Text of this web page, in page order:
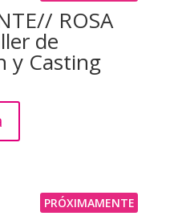
ROSA
de
y Casting
PRÓXIMAMENTE